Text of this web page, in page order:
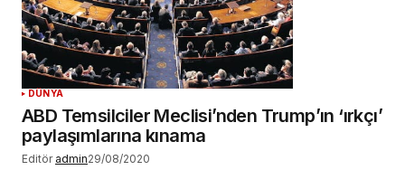
DÜNYA
ABD Temsilciler Meclisi’nden Trump’ın ‘ırkçı’
paylaşımlarına kınama
Editör admin29/08/2020